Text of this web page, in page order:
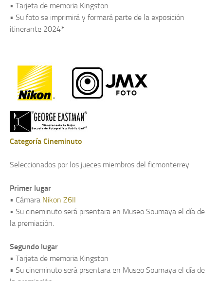
• Tarjeta de memoria Kingston
• Su foto se imprimirá y formará parte de la exposición
itinerante 2024*
Categoría Cineminuto
Seleccionados por los jueces miembros del ficmonterrey
Primer lugar
• Cámara Nikon Z6II
• Su cineminuto será prsentara en Museo Soumaya el día de
la premiación.
Segundo lugar
• Tarjeta de memoria Kingston
• Su cineminuto será prsentara en Museo Soumaya el día de